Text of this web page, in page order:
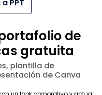
PPT
de
gratuita
plantilla de
de Canva